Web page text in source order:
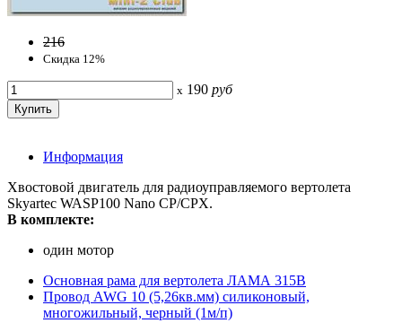
216
Скидка 12%
x 190 руб
Информация
Хвостовой двигатель для радиоуправляемого вертолета
Skyartec WASP100 Nano CP/CPX.
В комплекте:
один мотор
Основная рама для вертолета ЛАМА 315В
Провод AWG 10 (5,26кв.мм) силиконовый,
многожильный, черный (1м/п)